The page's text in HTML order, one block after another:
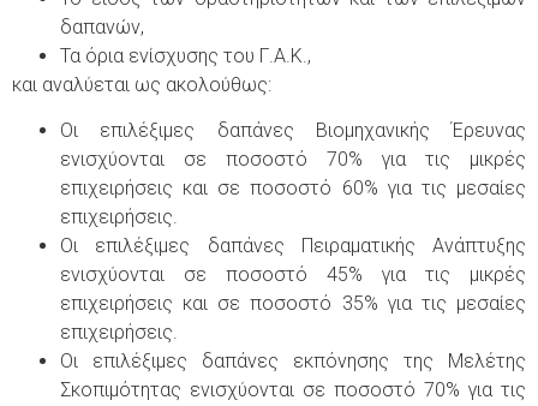
δαπανών,
Τα όρια ενίσχυσης του Γ.Α.Κ.,
και αναλύεται ως ακολούθως:
Οι επιλέξιμες δαπάνες Βιομηχανικής Έρευνας
ενισχύονται σε ποσοστό 70% για τις μικρές
επιχειρήσεις και σε ποσοστό 60% για τις μεσαίες
επιχειρήσεις.
Οι επιλέξιμες δαπάνες Πειραματικής Ανάπτυξης
ενισχύονται σε ποσοστό 45% για τις μικρές
επιχειρήσεις και σε ποσοστό 35% για τις μεσαίες
επιχειρήσεις.
Οι επιλέξιμες δαπάνες εκπόνησης της Μελέτης
Σκοπιμότητας ενισχύονται σε ποσοστό 70% για τις